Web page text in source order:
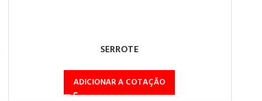
SERROTE
ADICIONAR A COTAÇÃO